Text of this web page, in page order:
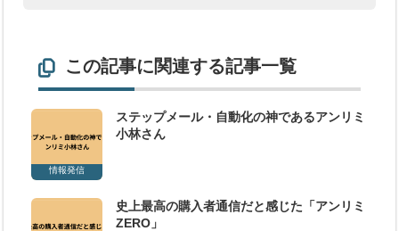
この記事に関連する記事一覧
情報発信
ステップメール・自動化の神であるアンリミ
小林さん
史上最高の購入者通信だと感じた「アンリミ
ZERO」